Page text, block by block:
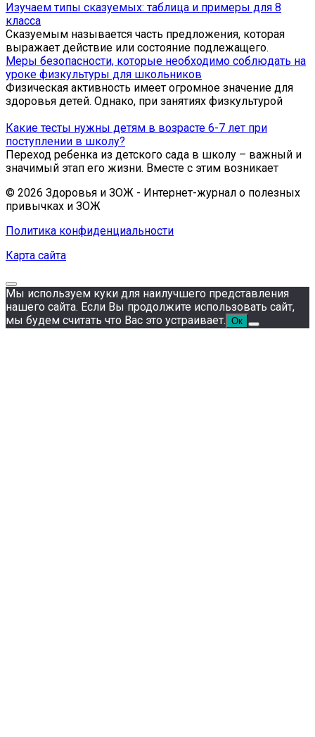
Изучаем типы сказуемых: таблица и примеры для 8
класса
Сказуемым называется часть предложения, которая
выражает действие или состояние подлежащего.
Меры безопасности, которые необходимо соблюдать на
уроке физкультуры для школьников
Физическая активность имеет огромное значение для
здоровья детей. Однако, при занятиях физкультурой
Какие тесты нужны детям в возрасте 6-7 лет при
поступлении в школу?
Переход ребенка из детского сада в школу – важный и
значимый этап его жизни. Вместе с этим возникает
© 2026 Здоровья и ЗОЖ - Интернет-журнал о полезных
привычках и ЗОЖ
Политика конфиденциальности
Карта сайта
Мы используем куки для наилучшего представления
нашего сайта. Если Вы продолжите использовать сайт,
мы будем считать что Вас это устраивает. Ок